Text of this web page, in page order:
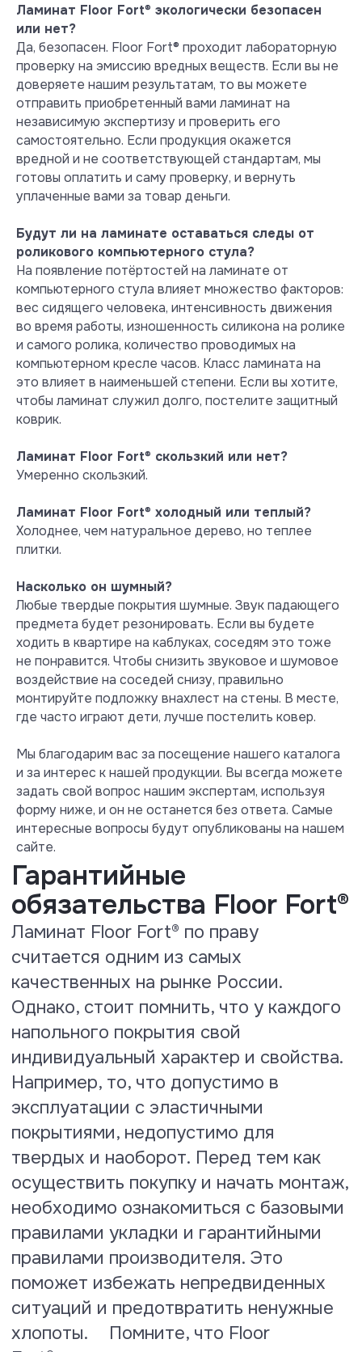
Ламинат Floor Fort® экологически безопасен
или нет?
Да, безопасен. Floor Fort® проходит лабораторную
проверку на эмиссию вредных веществ. Если вы не
доверяете нашим результатам, то вы можете
отправить приобретенный вами ламинат на
независимую экспертизу и проверить его
самостоятельно. Если продукция окажется
вредной и не соответствующей стандартам, мы
готовы оплатить и саму проверку, и вернуть
уплаченные вами за товар деньги.
Будут ли на ламинате оставаться следы от
роликового компьютерного стула?
На появление потёртостей на ламинате от
компьютерного стула влияет множество факторов:
вес сидящего человека, интенсивность движения
во время работы, изношенность силикона на ролике
и самого ролика, количество проводимых на
компьютерном кресле часов. Класс ламината на
это влияет в наименьшей степени. Если вы хотите,
чтобы ламинат служил долго, постелите защитный
коврик.
Ламинат Floor Fort® скользкий или нет?
Умеренно скользкий.
Ламинат Floor Fort® холодный или теплый?
Холоднее, чем натуральное дерево, но теплее
плитки.
Насколько он шумный?
Любые твердые покрытия шумные. Звук падающего
предмета будет резонировать. Если вы будете
ходить в квартире на каблуках, соседям это тоже
не понравится. Чтобы снизить звуковое и шумовое
воздействие на соседей снизу, правильно
монтируйте подложку внахлест на стены. В месте,
где часто играют дети, лучше постелить ковер.
Мы благодарим вас за посещение нашего каталога
и за интерес к нашей продукции. Вы всегда можете
задать свой вопрос нашим экспертам, используя
форму ниже, и он не останется без ответа. Самые
интересные вопросы будут опубликованы на нашем
сайте.
Тест на выделение вредных
летучих веществ при +23° С и
влажности 50 %
Ламинат Floor Fort показывает
превосходные результаты и
абсолютную безопасность при
эксплуатации в обычных жилых
Посмотреть сертификат
Тест на выделение вредных
влажности 50 %
При нагреве +40° С испарения
формальдегида превышают норму
2 раза. Более безопасным для
систем «теплый пол» считается
MSPC ламинат, который при +40° С
по прежнему инертен и не
выделяет никаких вредных
веществ.
Посмотреть сертификат
Тест на теплопроводность и
термическое сопротивление
По результатам испытаний
присвоены значения:
теплопроводность: 0, 157 W (m*K),
термическое сопротивление R
0.065 (m₂*K/W), что показывает
полную совместимость ламината
Floor Fort под использование с
системами теплый пол с нагревом
не выше + 29⁰ С.
Посмотреть сертификат